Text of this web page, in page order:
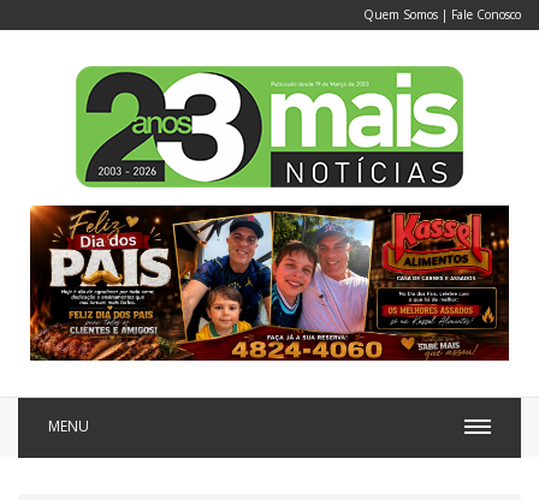
Quem Somos | Fale Conosco
MENU